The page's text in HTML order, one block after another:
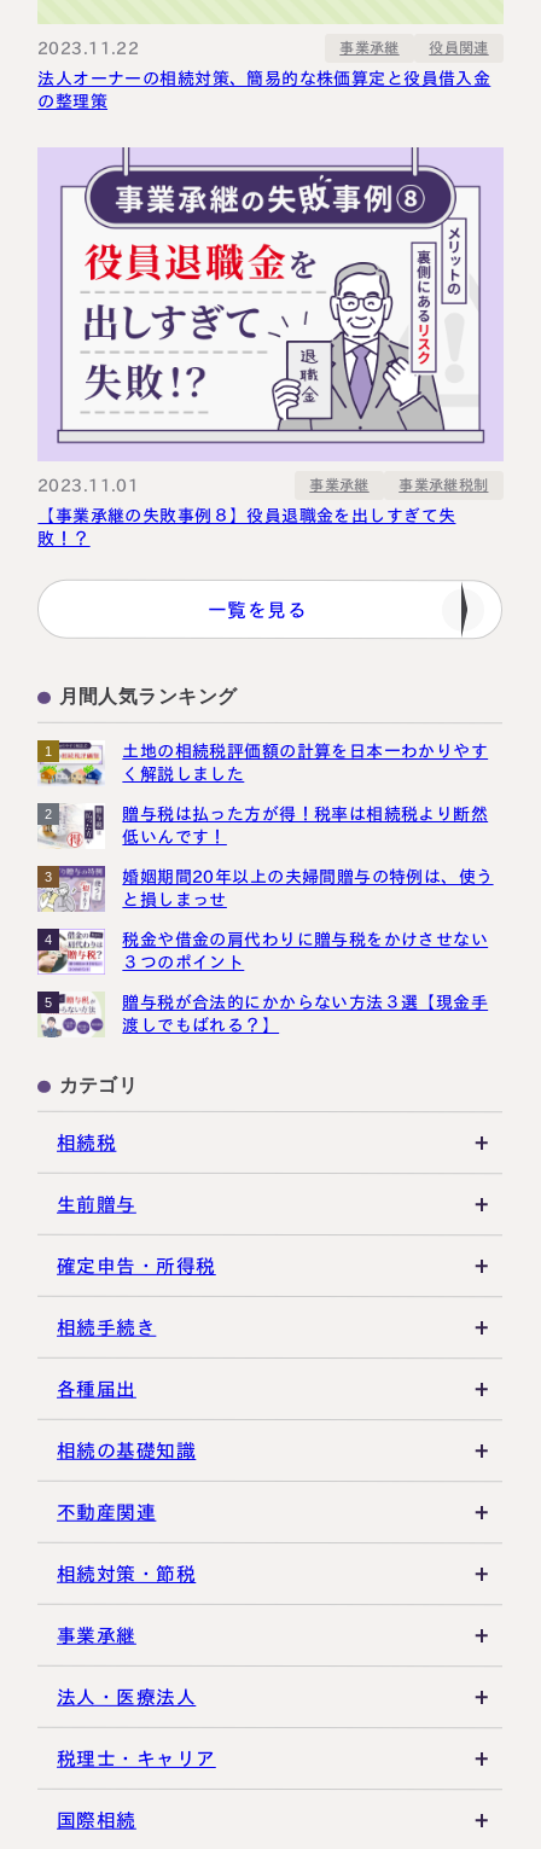
2023.11.22 事業承継 役員関連
法人オーナーの相続対策、簡易的な株価算定と役員借入金
の整理策
2023.11.01 事業承継 事業承継税制
【事業承継の失敗事例８】役員退職金を出しすぎて失
敗！？
一覧を見る
月間人気ランキング
1
土地の相続税評価額の計算を日本一わかりやす
く解説しました
2
贈与税は払った方が得！税率は相続税より断然
低いんです！
3
婚姻期間20年以上の夫婦間贈与の特例は、使う
と損しまっせ
4
税金や借金の肩代わりに贈与税をかけさせない
３つのポイント
5
贈与税が合法的にかからない方法３選【現金手
渡しでもばれる？】
カテゴリ
相続税
相続税の基礎知識
税務調査・申告実務
各種控除・特例
生前贈与
贈与税の基礎知識
贈与の特例制度
生前贈与
その他贈与関連
確定申告・所得税
譲渡所得
その他所得税
相続手続き
遺言書
遺留分
遺産分割
相続登記・名義変更
相続放棄・限定承認
相続手続き全般
各種届出
税金の納付
死亡届・届出関連
延納・物納
相続の基礎知識
法定相続人・法定相続分
相続財産
特別縁故者
特別受益・寄与分
不動産関連
建物・マンション評価
土地の評価
借地権・貸家
その他不動産
相続対策・節税
養子縁組・家族信託
生命保険活用
小規模企業共済
不動産活用
事業承継
非上場株式評価
自己株式・株式取得
種類株式・名義株
法人・医療法人
社団法人
合同会社・持分会社
税理士・キャリア
税理士選び・相談
国際相続